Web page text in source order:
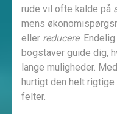
rude vil ofte kalde på
mens
eller reducere.
bogstaver guide dig,
lange muligheder.
hurtigt den helt
felter.